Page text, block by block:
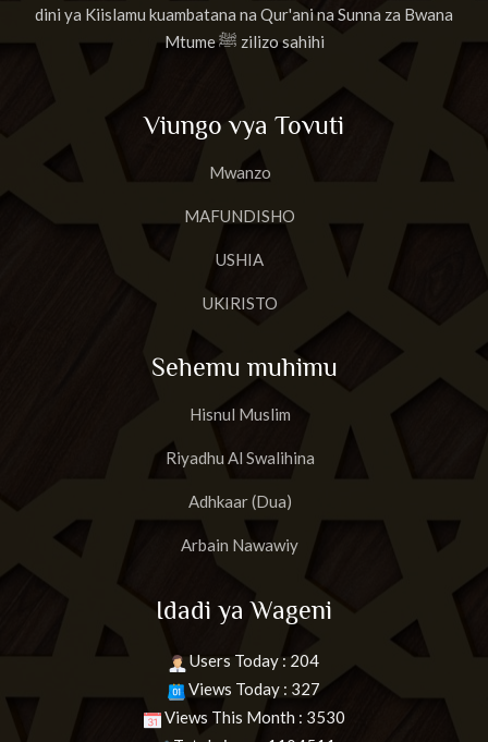
dini ya Kiislamu kuambatana na Qur'ani na Sunna za Bwana
Mtume ﷺ zilizo sahihi
Viungo vya Tovuti
Mwanzo
MAFUNDISHO
USHIA
UKIRISTO
Sehemu muhimu
Hisnul Muslim
Riyadhu Al Swalihina
Adhkaar (Dua)
Arbain Nawawiy
Idadi ya Wageni
Users Today : 204
Views Today : 327
Views This Month : 3530